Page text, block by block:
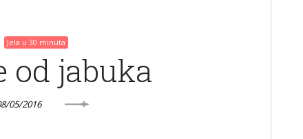
Jela u 30 minuta
od jabuka
05/2016